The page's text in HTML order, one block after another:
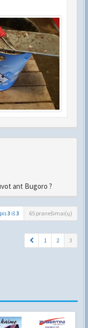
ant Bugoro ?
3 iš3 65 pranešimai(ų)
1 2 3